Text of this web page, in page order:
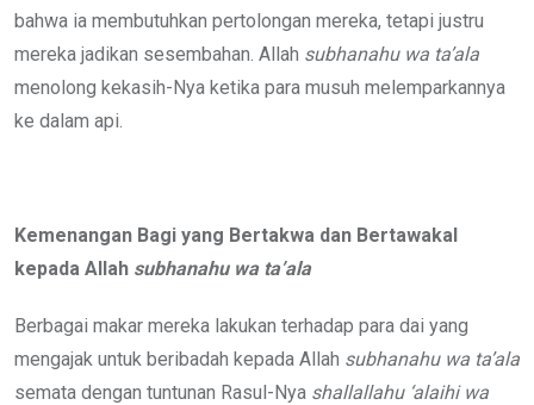
bahwa ia membutuhkan pertolongan mereka, tetapi justru
mereka jadikan sesembahan. Allah subhanahu wa ta’ala
menolong kekasih-Nya ketika para musuh melemparkannya
ke dalam api.
Kemenangan Bagi yang Bertakwa dan Bertawakal
kepada Allah subhanahu wa ta’ala
Berbagai makar mereka lakukan terhadap para dai yang
mengajak untuk beribadah kepada Allah subhanahu wa ta’ala
semata dengan tuntunan Rasul-Nya shallallahu ‘alaihi wa